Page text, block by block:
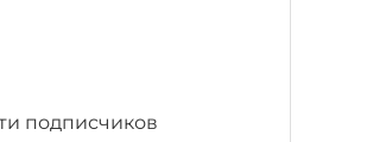
подписчиков